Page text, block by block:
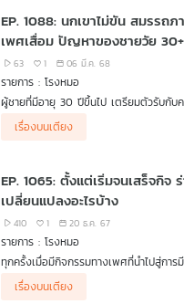
จากคนไปมีเซ็กส์กับลิงซึ่งเป็นรสนิยมส่วน
อะไรกับสัตว์ ทุกวันนี้การติดไวรัส HIV
สัมพันธ์ ไวรัสจะทำให้ภูมิคุ้มกันในร่างกายล
แรง โรคฉวยโอกาสจึงเกิดขึ้นนำไปสู่ภาวะที่
ที่ต้องรู้ ออรัสเซ็กส์ ก็ไม่ได้ปลอดภัยอย่าง
เล่าให้ฟังค่ะ
EP. 1088: นกเขาไม่ขัน สมรรถภ
เพศเสื่อม ปัญหาของชายวัย 30+
63 1 06 มี.ค. 68
รายการ : โรงหมอ
ผู้ชายที่มีอายุ 30 ปีขึ้นไป เตรียมตัวรับกับ
น้องชายตัวดีไว้ด้วย เพราะนอกจากฮอร์โ
อื่น ๆ ที่อาจทำให้เกิดปัญหาความบกพร่องท
ความบกพร่องทางเพศ เรียกอีกอย่างว่า
เป็นภาวะที่สร้างบาดแผลอันปวดร้าวลึกในจิ
เจ้าน้องชายตัวดีไม่ยอมปฏิบัติภารกิจจนอ
ระหว่างคู่รักจบสิ้นลง ปัญหานี้เกิดขึ้นกับผู้ช
นอกจากนี้ยังพบว่าเมื่อมีอายุ 40 ปีความปึ๋
50 ปีลดลง 46.4% และเมื่ออายุ 70 ปีลด
จากอะไรที่ควรปรับหรือเลี่ยง รักษาหรือแก้
หมอ เล่าให้ฟังค่ะ
เรื่องบนเตียง
EP. 1065: ตั้งแต่เริ่มจนเสร็จกิจ
เปลี่ยนแปลงอะไรบ้าง
410 1 20 ธ.ค. 67
รายการ : โรงหมอ
ทุกครั้งเมื่อมีกิจกรรมทางเพศที่นำไปสู่กา
เราไม่เพียงแค่รู้สึกมีความสุขหรือสุขสมกับก
ร่างกายยังมีการเปลี่ยนแปลงบางอย่างด้วย
เรื่องบนเตียง